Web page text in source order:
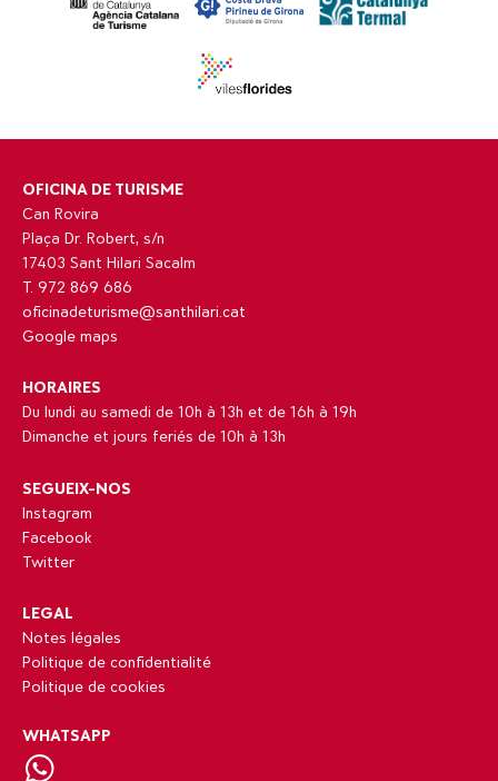
OFICINA DE TURISME
Can Rovira
Plaça Dr. Robert, s/n
17403 Sant Hilari Sacalm
T. 972 869 686
oficinadeturisme@santhilari.cat
Google maps
HORAIRES
Du lundi au samedi de 10h à 13h et de 16h à 19h
Dimanche et jours feriés de 10h à 13h
SEGUEIX-NOS
Instagram
Facebook
Twitter
LEGAL
Notes légales
Politique de confidentialité
Politique de cookies
WHATSAPP